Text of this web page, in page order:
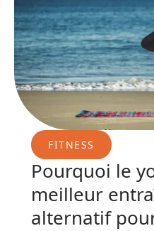
FITNESS
Pourquoi le
meilleur
alternatif